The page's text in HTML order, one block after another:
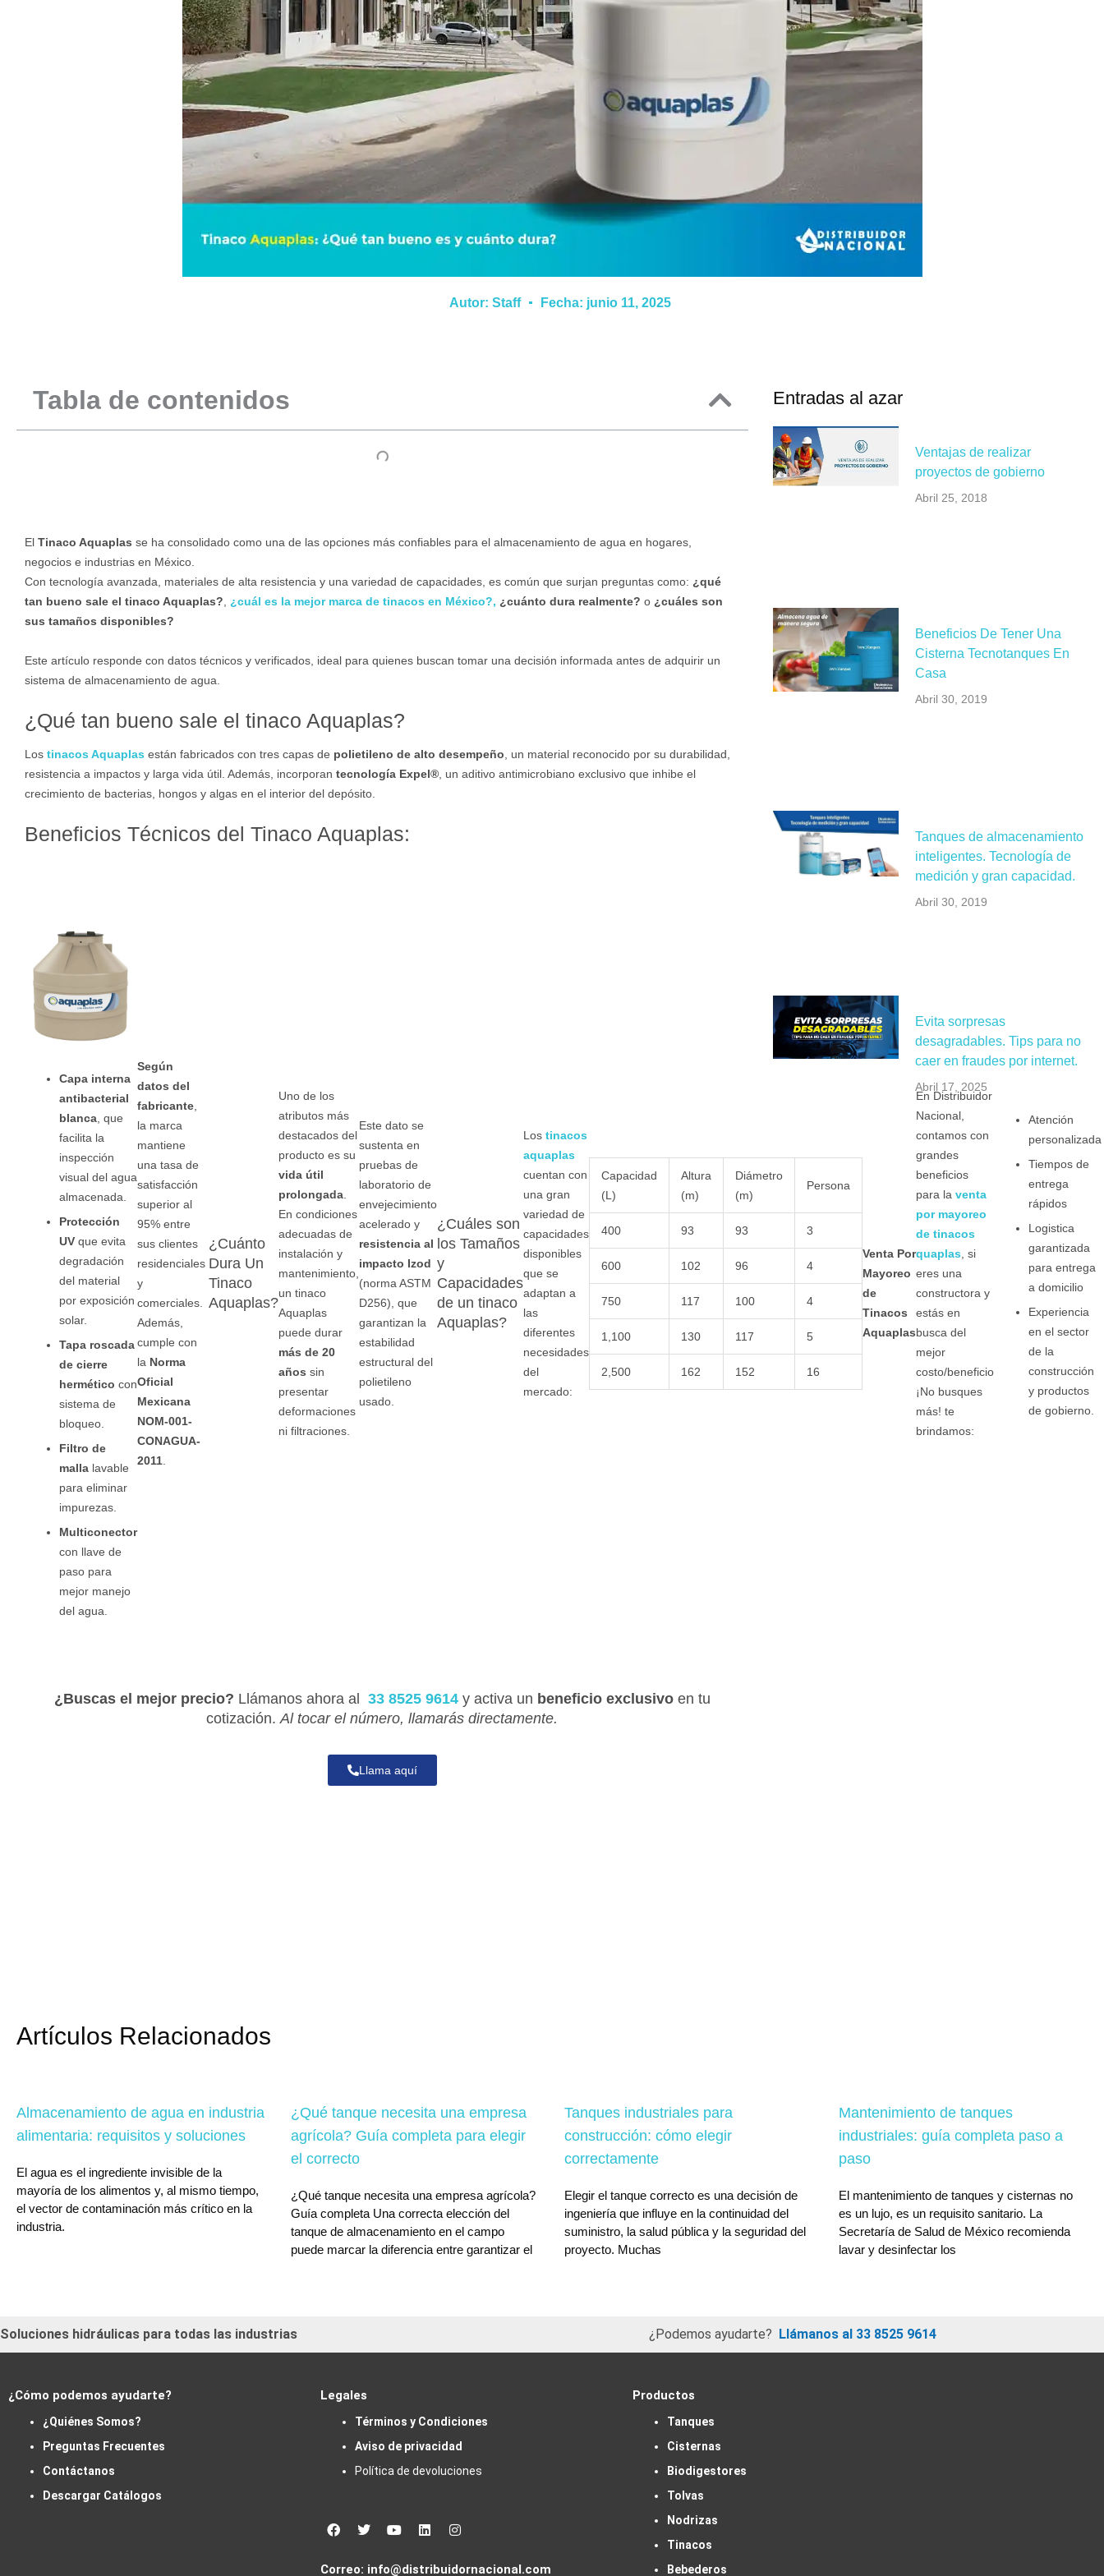
Autor: Staff Fecha: junio 11, 2025
Tabla de contenidos
El Tinaco Aquaplas se ha consolidado como una de las opciones más confiables para el almacenamiento de agua en hogares,
negocios e industrias en México.
Con tecnología avanzada, materiales de alta resistencia y una variedad de capacidades, es común que surjan preguntas como: ¿qué
tan bueno sale el tinaco Aquaplas?
¿cuál es la mejor marca de tinacos en México?, ¿cuánto dura realmente? o ¿cuáles son
sus tamaños disponibles?
Este artículo responde con datos técnicos y verificados, ideal para quienes buscan tomar una decisión informada antes de adquirir un
sistema de almacenamiento de agua.
¿Qué tan bueno sale el tinaco Aquaplas?
Los tinacos Aquaplas están fabricados con tres capas de polietileno de alto desempeño , un material reconocido por su durabilidad,
resistencia a impactos y larga vida útil. Además, incorporan tecnología Expel® , un aditivo antimicrobiano exclusivo que inhibe el
crecimiento de bacterias, hongos y algas en el interior del depósito.
Beneficios Técnicos del Tinaco Aquaplas:
Capa interna
antibacterial
blanca , que
facilita la
inspección
visual del agua
almacenada.
Protección
UV que evita
degradación
del material
por exposición
solar.
Tapa roscada
de cierre
hermético con
sistema de
bloqueo.
Filtro de
malla lavable
para eliminar
impurezas.
Multiconector
con llave de
paso para
mejor manejo
del agua.
Según
datos del
fabricante
la marca
mantiene
una tasa de
satisfacción
superior al
95% entre
sus clientes
residenciales
y
comerciales.
Además,
cumple con
la Norma
Oficial
Mexicana
NOM-001-
CONAGUA-
2011
¿Cuánto
Dura Un
Tinaco
Aquaplas?
Uno de los
atributos más
destacados del
producto es su
vida útil
prolongada
En condiciones
adecuadas de
instalación y
mantenimiento,
un tinaco
Aquaplas
puede durar
más de 20
años sin
presentar
deformaciones
ni filtraciones.
Este dato se
sustenta en
pruebas de
laboratorio de
envejecimiento
acelerado y
resistencia al
impacto Izod
(norma ASTM
D256), que
garantizan la
estabilidad
estructural del
polietileno
usado.
¿Cuáles son
los Tamaños
y
Capacidades
de un tinaco
Aquaplas?
Los tinacos
aquaplas
cuentan con
una gran
variedad de
capacidades
disponibles
que se
adaptan a
las
diferentes
necesidades
del
mercado:
Capacidad
(L)
Altura
(m)
Diámetro
(m)
Persona
400 93 93 3
600 102 96 4
750 117 100 4
1,100 130 117 5
2,500 162 152 16
Venta Por
Mayoreo
de
Tinacos
Aquaplas
En Distribuidor
Nacional,
contamos con
grandes
beneficios
para la venta
por mayoreo
de tinacos
quaplas , si
eres una
constructora y
estás en
busca del
mejor
costo/beneficio
¡No busques
más! te
brindamos:
Atención
personalizada
Tiempos de
entrega
rápidos
Logistica
garantizada
para entrega
a domicilio
Experiencia
en el sector
de la
construcción
y productos
de gobierno.
¿Buscas el mejor precio? Llámanos ahora al 33 8525 9614y activa un beneficio exclusivoen tu
cotización.Al tocar el número, llamarás directamente.
Llama aquí
Entradas al azar
Ventajas de realizar
proyectos de gobierno
Abril 25, 2018
Beneficios De Tener Una
Cisterna Tecnotanques En
Casa
Abril 30, 2019
Tanques de almacenamiento
inteligentes. Tecnología de
medición y gran capacidad.
Abril 30, 2019
Evita sorpresas
desagradables. Tips para no
caer en fraudes por internet.
Abril 17, 2025
Artículos Relacionados
Almacenamiento de agua en industria
alimentaria: requisitos y soluciones
El agua es el ingrediente invisible de la
mayoría de los alimentos y, al mismo tiempo,
el vector de contaminación más crítico en la
industria.
¿Qué tanque necesita una empresa
agrícola? Guía completa para elegir
el correcto
¿Qué tanque necesita una empresa agrícola?
Guía completa Una correcta elección del
tanque de almacenamiento en el campo
puede marcar la diferencia entre garantizar el
Tanques industriales para
construcción: cómo elegir
correctamente
Elegir el tanque correcto es una decisión de
ingeniería que influye en la continuidad del
suministro, la salud pública y la seguridad del
proyecto. Muchas
Mantenimiento de tanques
industriales: guía completa paso a
paso
El mantenimiento de tanques y cisternas no
es un lujo, es un requisito sanitario. La
Secretaría de Salud de México recomienda
lavar y desinfectar los
Soluciones hidráulicas para todas las industrias ¿Podemos ayudarte? Llámanos al 33 8525 9614
¿Cómo podemos ayudarte?
¿Quiénes Somos?
Preguntas Frecuentes
Contáctanos
Descargar Catálogos
Legales
Términos y Condiciones
Aviso de privacidad
Política de devoluciones
Facebook
TwitterYoutubeLinkedinInstagram
Correo: info@distribuidornacional.com
Productos
Tanques
Cisternas
Biodigestores
Tolvas
Nodrizas
Tinacos
Bebederos